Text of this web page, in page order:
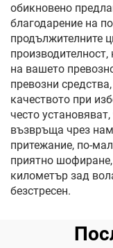
обикновено
благодарение на
продължителните
на вашето
превозни
качеството при
често
възвръща чрез
притежание, по-
приятно
километър зад
безстресен.